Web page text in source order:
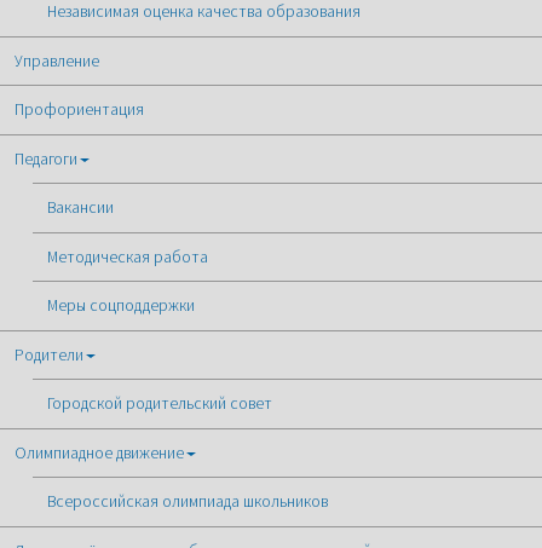
Независимая оценка качества образования
Управление
Профориентация
Педагоги
Вакансии
Методическая работа
Меры соцподдержки
Родители
Городской родительский совет
Олимпиадное движение
Всероссийская олимпиада школьников